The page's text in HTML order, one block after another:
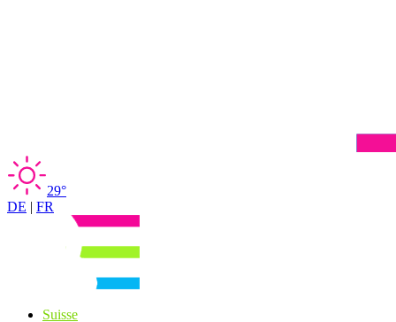
29°
DE | FR
Suisse